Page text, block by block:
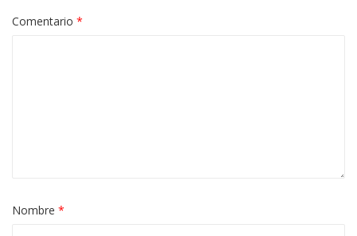
Comentario *
Nombre *